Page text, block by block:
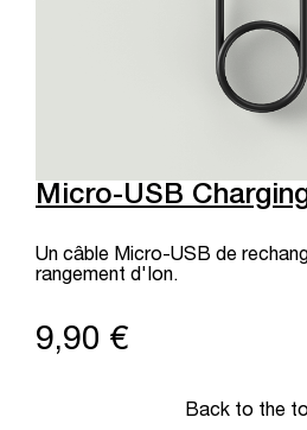
Micro-USB
Un câble Micro-USB de
rangement d'Ion.
9,90 €
Back to the